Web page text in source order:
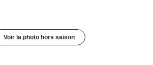
Voir la photo hors saison